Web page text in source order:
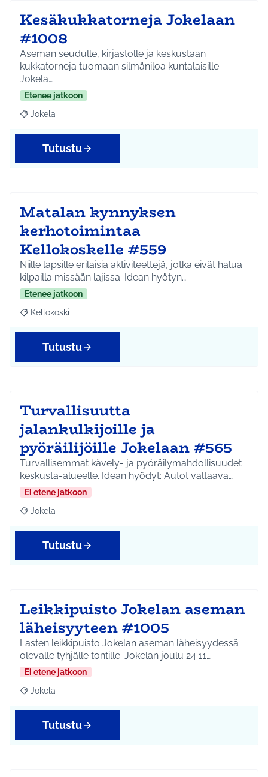
Kesäkukkatorneja Jokelaan
#1008
Aseman seudulle, kirjastolle ja keskustaan
kukkatorneja tuomaan silmäniloa kuntalaisille.
Jokela…
Etenee jatkoon
Rajaa tulokset aihepiirin mukaan: Jokela
Jokela
Tutustu
Matalan kynnyksen
kerhotoimintaa
Kellokoskelle #559
Niille lapsille erilaisia aktiviteettejä, jotka eivät halua
kilpailla missään lajissa. Idean hyötyn…
Etenee jatkoon
Rajaa tulokset aihepiirin mukaan: Kellokoski
Kellokoski
Tutustu
Turvallisuutta
jalankulkijoille ja
pyöräilijöille Jokelaan #565
Turvallisemmat kävely- ja pyöräilymahdollisuudet
keskusta-alueelle. Idean hyödyt: Autot valtaava…
Ei etene jatkoon
Rajaa tulokset aihepiirin mukaan: Jokela
Jokela
Tutustu
Leikkipuisto Jokelan aseman
läheisyyteen #1005
Lasten leikkipuisto Jokelan aseman läheisyydessä
olevalle tyhjälle tontille. Jokelan joulu 24.11…
Ei etene jatkoon
Rajaa tulokset aihepiirin mukaan: Jokela
Jokela
Tutustu